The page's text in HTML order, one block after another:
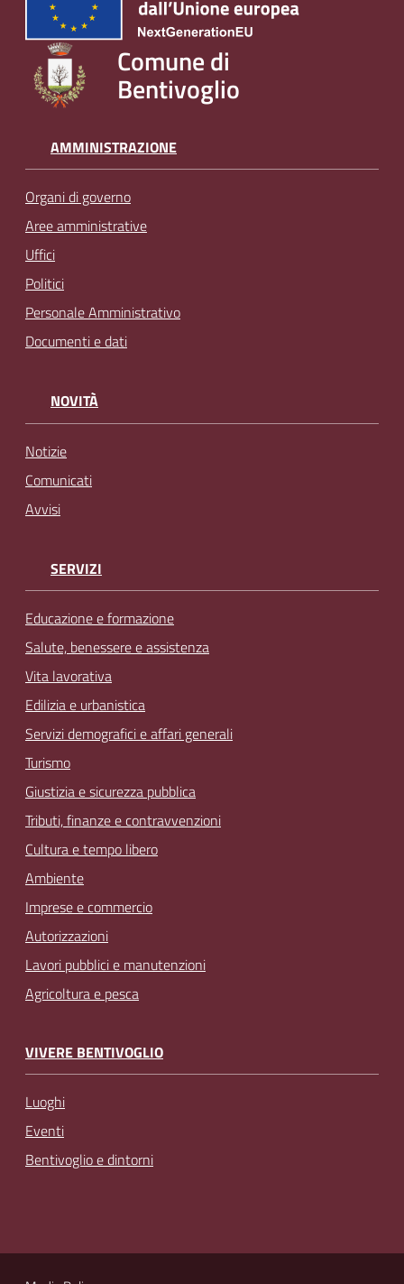
Comune di
Bentivoglio
AMMINISTRAZIONE
Organi di governo
Aree amministrative
Uffici
Politici
Personale Amministrativo
Documenti e dati
NOVITÀ
Notizie
Comunicati
Avvisi
SERVIZI
Educazione e formazione
Salute, benessere e assistenza
Vita lavorativa
Edilizia e urbanistica
Servizi demografici e affari generali
Turismo
Giustizia e sicurezza pubblica
Tributi, finanze e contravvenzioni
Cultura e tempo libero
Ambiente
Imprese e commercio
Autorizzazioni
Lavori pubblici e manutenzioni
Agricoltura e pesca
VIVERE BENTIVOGLIO
Luoghi
Eventi
Bentivoglio e dintorni